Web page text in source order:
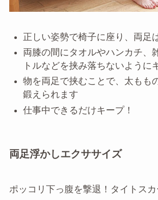
正しい姿勢で椅子に座り、両足
両膝の間にタオルやハンカチ、
トルなどを挟み落ちないように
物を両足で挟むことで、太もも
鍛えられます
仕事中できるだけキープ！
両足浮かしエクササイズ
ポッコリ下っ腹を撃退！タイトス